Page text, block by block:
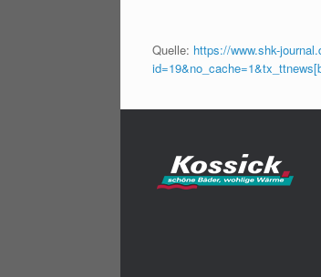
Quelle: https://www.shk-